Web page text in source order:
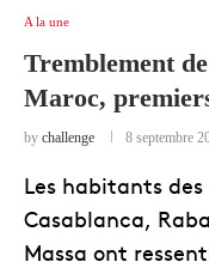
A la une
Tremblement
Maroc,
by challenge 8 septembre
Les habitants
Casablanca,
Massa ont